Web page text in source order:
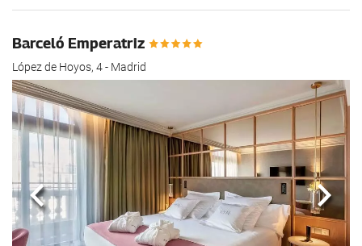
Barceló Emperatriz
López de Hoyos, 4 - Madrid
Précédent